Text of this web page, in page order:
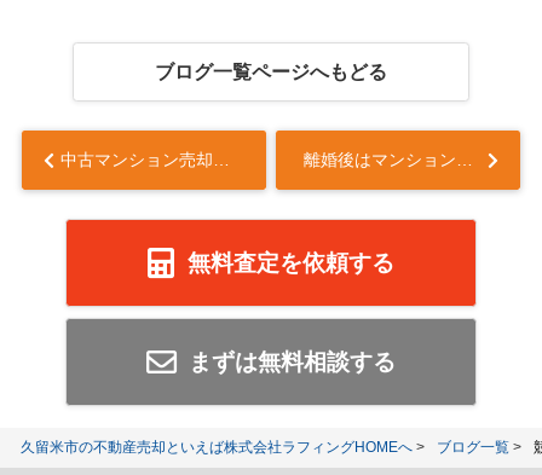
ブログ一覧ページへもどる
中古マンション売却後も住み続けられる？リースバックの可否についても解説... 離婚後はマンションをどう分ける？財産分与の方法や注意点も解説...
無料査定を依頼する
まずは無料相談する
久留米市の不動産売却といえば株式会社ラフィングHOMEへ ブログ一覧